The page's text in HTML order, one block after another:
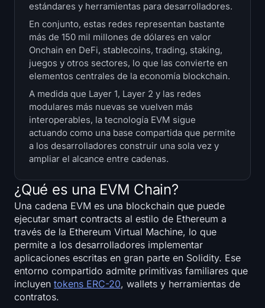
Tesorerías
Reservas de Bitcoin
Tesorerías de Ethereum
Tesorerías de Solana
Hyperliquid Treasuries
Liquidations
Todas las Liquidations
Mapa de calor de BTC
Mapa de calor de ETH
Mapa de calor de SOL
Mapa de calor de HYPE
estándares y herramientas para desarrolladores.
En conjunto, estas redes representan bastante
más de 150 mil millones de dólares en valor
Onchain en DeFi, stablecoins, trading, staking,
juegos y otros sectores, lo que las convierte en
elementos centrales de la economía blockchain.
A medida que Layer 1, Layer 2 y las redes
modulares más nuevas se vuelven más
interoperables, la tecnología EVM sigue
actuando como una base compartida que permite
a los desarrolladores construir una sola vez y
ampliar el alcance entre cadenas.
¿Qué es una EVM Chain?
Una cadena EVM es una blockchain que puede
ejecutar smart contracts al estilo de Ethereum a
través de la Ethereum Virtual Machine, lo que
permite a los desarrolladores implementar
aplicaciones escritas en gran parte en Solidity. Ese
entorno compartido admite primitivas familiares que
incluyen tokens ERC-20, wallets y herramientas de
contratos.